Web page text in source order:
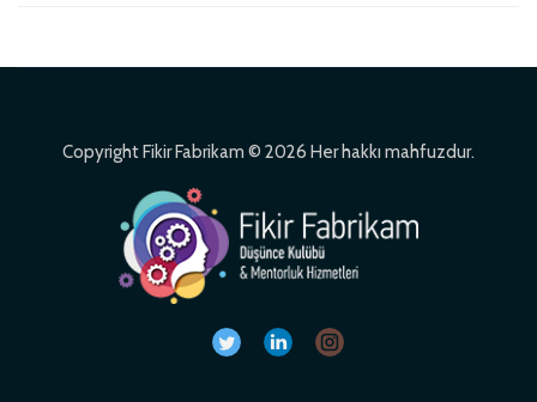
Copyright Fikir Fabrikam © 2026 Her hakkı mahfuzdur.